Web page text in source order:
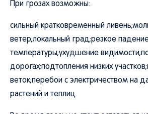
При грозах возможны:
сильный кратковременный
ветер;локальный град;резкое
температуры;ухудшение
дорогах;подтопления низких
веток;перебои с электричеством на
растений и теплиц.